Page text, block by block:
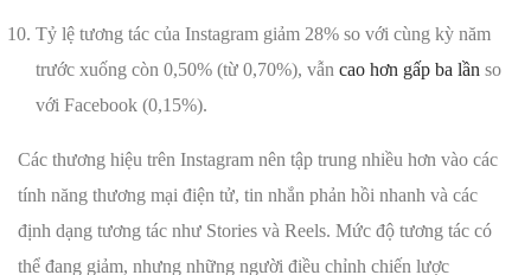
Tỷ lệ tương tác của Instagram giảm 28% so với cùng kỳ năm
trước xuống còn 0,50% (từ 0,70%), vẫn cao hơn gấp ba lần so
với Facebook (0,15%).
Các thương hiệu trên Instagram nên tập trung nhiều hơn vào các
tính năng thương mại điện tử, tin nhắn phản hồi nhanh và các
định dạng tương tác như Stories và Reels. Mức độ tương tác có
thể đang giảm, nhưng những người điều chỉnh chiến lược